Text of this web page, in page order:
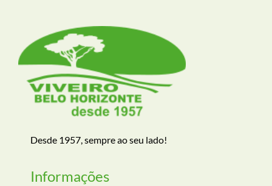
Desde 1957, sempre ao seu lado!
Informações